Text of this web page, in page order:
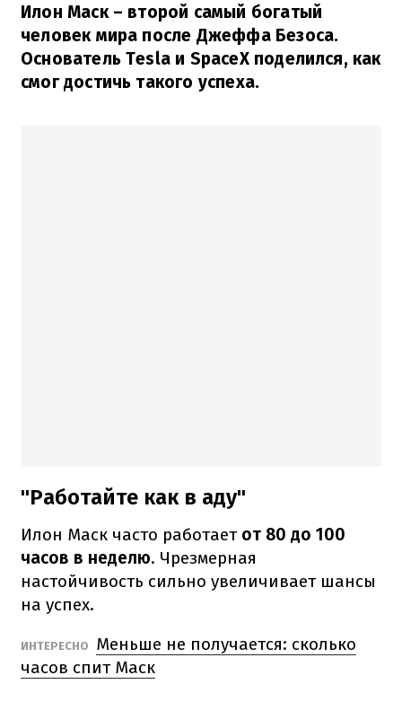
Илон Маск – второй самый богатый
человек мира после Джеффа Безоса.
Основатель Tesla и SpaceX поделился, как
смог достичь такого успеха.
"Работайте как в аду"
Илон Маск часто работаетот 80 до 100
часов в неделю. Чрезмерная
настойчивость сильно увеличивает шансы
на успех.
ИНТЕРЕСНО
Меньше не получается: сколько
часов спит Маск